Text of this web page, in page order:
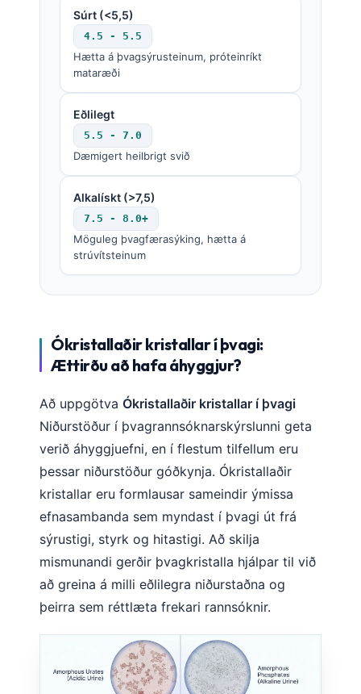
Súrt (<5,5)
4.5 - 5.5
Hætta á þvagsýrusteinum, próteinríkt
mataræði
Eðlilegt
5.5 - 7.0
Dæmigert heilbrigt svið
Alkalískt (>7,5)
7.5 - 8.0+
Möguleg þvagfærasýking, hætta á
strúvítsteinum
Ókristallaðir kristallar í þvagi:
Ættirðu að hafa áhyggjur?
Að uppgötva Ókristallaðir kristallar í þvagi
Niðurstöður í þvagrannsóknarskýrslunni geta
verið áhyggjuefni, en í flestum tilfellum eru
þessar niðurstöður góðkynja. Ókristallaðir
kristallar eru formlausar sameindir ýmissa
efnasambanda sem myndast í þvagi út frá
sýrustigi, styrk og hitastigi. Að skilja
mismunandi gerðir þvagkristalla hjálpar til við
að greina á milli eðlilegra niðurstaðna og
þeirra sem réttlæta frekari rannsóknir.
Norsk bokmål